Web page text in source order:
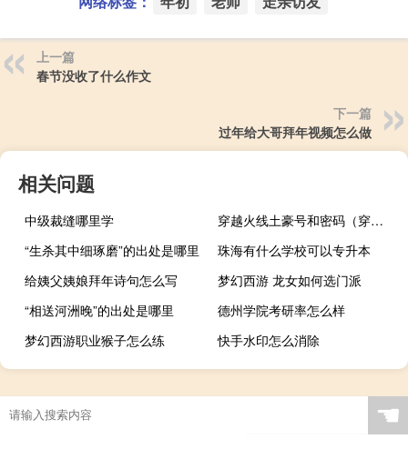
上一篇
春节没收了什么作文
下一篇
过年给大哥拜年视频怎么做
相关问题
中级裁缝哪里学
穿越火线土豪号和密码（穿越火线土豪号密码）
“生杀其中细琢磨”的出处是哪里
珠海有什么学校可以专升本
给姨父姨娘拜年诗句怎么写
梦幻西游 龙女如何选门派
“相送河洲晚”的出处是哪里
德州学院考研率怎么样
梦幻西游职业猴子怎么练
快手水印怎么消除
☚